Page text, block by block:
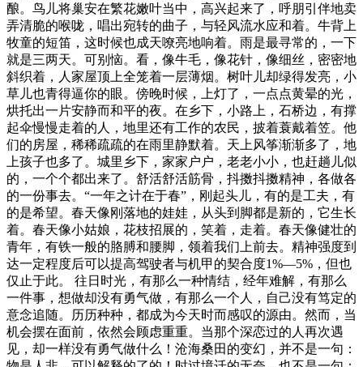
酿。鸟儿将巢安在繁花嫩叶当中，高兴起来了，呼朋引伴地卖
弄清脆的喉咙，唱出宛转的曲子，与轻风流水应和着。牛背上
牧童的短笛，这时候也成天嘹亮地响着。雨是最寻常的，一下
就是三两天。可别恼。看，像牛毛，像花针，像细丝，密密地
斜织着，人家屋顶上全笼着一层薄烟。树叶儿却绿得发亮，小
草儿也青得逼你的眼。傍晚时候，上灯了，一点点黄晕的光，
烘托出一片安静而和平的夜。在乡下，小路上，石桥边，有撑
起伞慢慢走着的人，地里还有工作的农民，披着蓑戴着笠。他
们的房屋，稀稀疏疏的在雨里静默着。天上风筝渐渐多了，地
上孩子也多了。城里乡下，家家户户，老老小小，也赶趟儿似
的，一个个都出来了。舒活舒活筋骨，抖擞抖擞精神，各做各
的一份事去。“一年之计在于春”，刚起头儿，有的是工夫，有
的是希望。春天像刚落地的娃娃，从头到脚都是新的，它生长
着。春天像小姑娘，花枝招展的，笑着，走着。春天像健壮的
青年，有铁一般的胳膊和腰脚，领着我们上前去。精神强度到
达一定程度后可以提高驾驶者与机甲的契合度1%—5%，但也
仅止于此。 往日时光，有那么一种情结，经年难解，有那么
一件事，想做却没有勇气做，有那么一个人，自己没有笃定的
意念追随。历历种种，都成为今天时而感叹的源由。然而，当
机会摆在面前，依然会顾虑重重。当那个深恋过的人再次遇
见，却一样没有勇气做什么！沧海桑田的变幻，并不是一句：